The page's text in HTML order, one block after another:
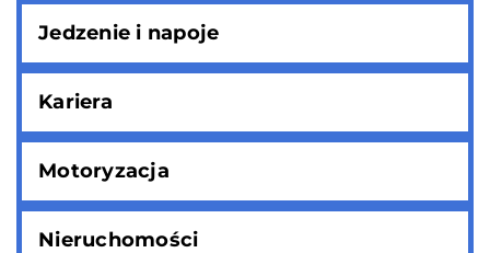
Jedzenie i napoje
Kariera
Motoryzacja
Nieruchomości